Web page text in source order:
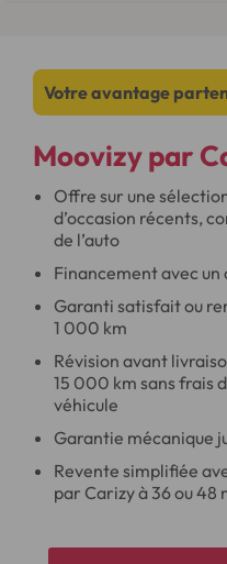
Votre avantage
Moovizy par
Offre sur une
d’occasion récents,
de l’auto
Financement avec
Garanti satisfait ou
1 000 km
Révision avant
15 000 km sans frais
véhicule
Garantie mécanique
Revente simplifiée
par Carizy à 36 ou 48